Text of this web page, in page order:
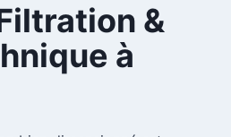
&
à